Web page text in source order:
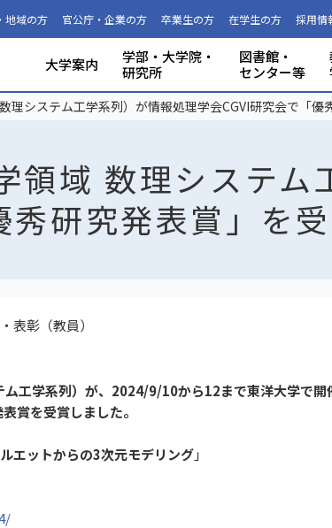
地域の方 官公庁・企業の方 卒業生の方 在学生の方 採用情
大学案内
大学の概要
共同利用
事務組織・窓口
学部・大学院・
研究所
人文社会科学部
理学部
グローバル共創科学部
電子工学研究所
図書館・
センター等
附属図書館
教育ポリシー
学生生活
特別教育プログラム
研究成果（プレスリリース）
研究者インタビュー
プロジェクト研究所
機器の共同利用
社会連携
本学教職員への兼業依頼
国際連携推進機構につい
て
静岡大学から海外への留
学
学部入試
3年次編入
領域 数理システム
研究発表賞」を
理システム工学系列）が情報処理学会CGVI研究会で「優
表彰（教員）
ム工学系列）が、2024/9/10から12まで東洋大学で
賞を受賞しました。
エットからの3次元モデリング」